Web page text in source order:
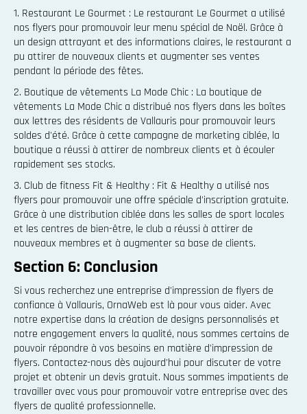
1. Restaurant Le Gourmet : Le restaurant Le Gourmet a utilisé
nos flyers pour promouvoir leur menu spécial de Noël. Grâce à
un design attrayant et des informations claires, le restaurant a
pu attirer de nouveaux clients et augmenter ses ventes
pendant la période des fêtes.
2. Boutique de vêtements La Mode Chic : La boutique de
vêtements La Mode Chic a distribué nos flyers dans les boîtes
aux lettres des résidents de Vallauris pour promouvoir leurs
soldes d'été. Grâce à cette campagne de marketing ciblée, la
boutique a réussi à attirer de nombreux clients et à écouler
rapidement ses stocks.
3. Club de fitness Fit & Healthy : Fit & Healthy a utilisé nos
flyers pour promouvoir une offre spéciale d'inscription gratuite.
Grâce à une distribution ciblée dans les salles de sport locales
et les centres de bien-être, le club a réussi à attirer de
nouveaux membres et à augmenter sa base de clients.
Section 6: Conclusion
Si vous recherchez une entreprise d'impression de flyers de
confiance à Vallauris, OrnaWeb est là pour vous aider. Avec
notre expertise dans la création de designs personnalisés et
notre engagement envers la qualité, nous sommes certains de
pouvoir répondre à vos besoins en matière d'impression de
flyers. Contactez-nous dès aujourd'hui pour discuter de votre
projet et obtenir un devis gratuit. Nous sommes impatients de
travailler avec vous pour promouvoir votre entreprise avec des
flyers de qualité professionnelle.